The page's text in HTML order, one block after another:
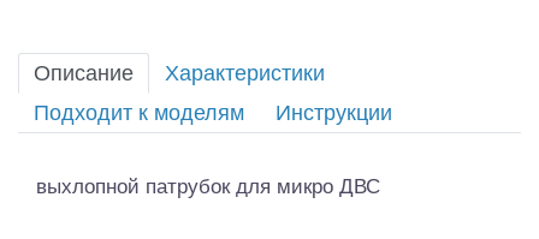
Описание
Характеристики
Подходит к моделям
Инструкции
выхлопной патрубок для микро ДВС